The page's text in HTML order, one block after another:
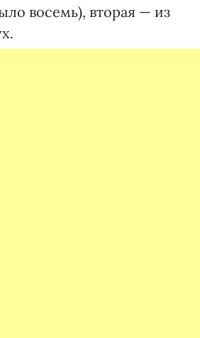
восемь), вторая — из